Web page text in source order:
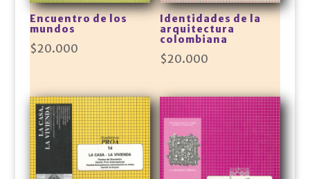
Encuentro de los
mundos
$20.000
Identidades de la
arquitectura
colombiana
$20.000